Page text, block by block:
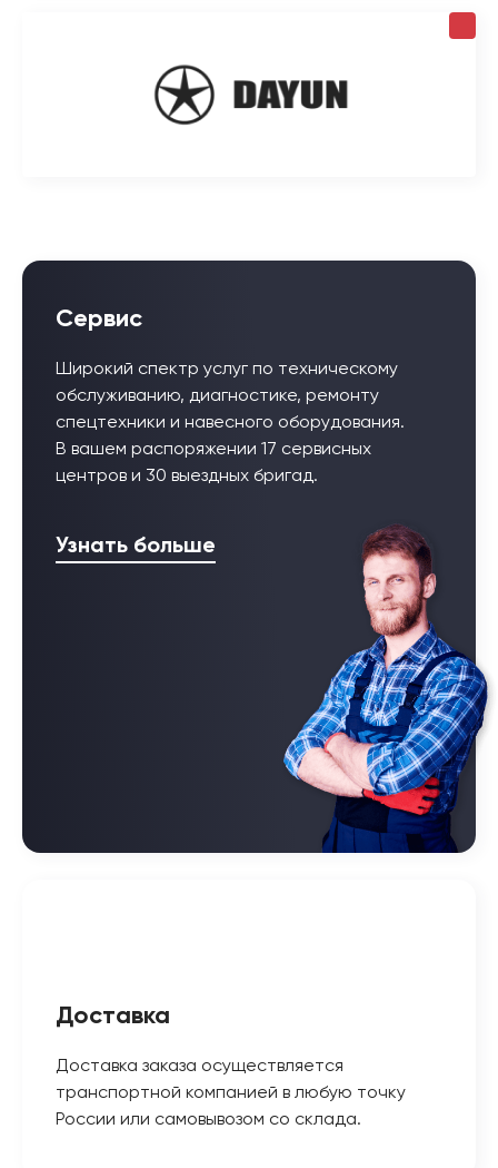
Сервис
Широкий спектр услуг по техническому
обслуживанию, диагностике, ремонту
спецтехники и навесного оборудования.
В вашем распоряжении 17 сервисных
центров и 30 выездных бригад.
Узнать больше
Доставка
Доставка заказа осуществляется
транспортной компанией в любую точку
России или самовывозом со склада.